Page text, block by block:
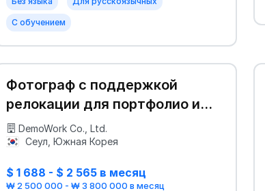
С обучением
Фотограф с поддержкой
релокации для портфолио и
мероприятий
DemoWork Co., Ltd.
Сеул, Южная Корея
$ 1 688 - $ 2 565 в месяц
₩ 2 500 000 - ₩ 3 800 000 в месяц